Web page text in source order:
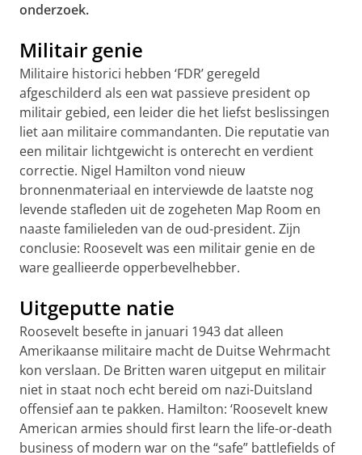
onderzoek.
Militair genie
Militaire historici hebben ‘FDR’ geregeld
afgeschilderd als een wat passieve president op
militair gebied, een leider die het liefst beslissingen
liet aan militaire commandanten. Die reputatie van
een militair lichtgewicht is onterecht en verdient
correctie. Nigel Hamilton vond nieuw
bronnenmateriaal en interviewde de laatste nog
levende stafleden uit de zogeheten Map Room en
naaste familieleden van de oud-president. Zijn
conclusie: Roosevelt was een militair genie en de
ware geallieerde opperbevelhebber.
Uitgeputte natie
Roosevelt besefte in januari 1943 dat alleen
Amerikaanse militaire macht de Duitse Wehrmacht
kon verslaan. De Britten waren uitgeput en militair
niet in staat noch echt bereid om nazi-Duitsland
offensief aan te pakken. Hamilton: ‘Roosevelt knew
American armies should first learn the life-or-death
business of modern war on the “safe” battlefields of